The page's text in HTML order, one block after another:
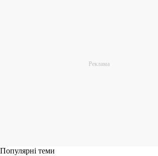
Популярні теми